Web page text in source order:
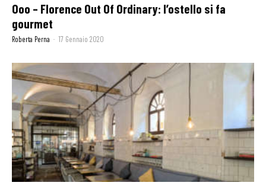
Ooo – Florence Out Of Ordinary: l’ostello si fa
gourmet
Roberta Perna - 17 Gennaio 2020